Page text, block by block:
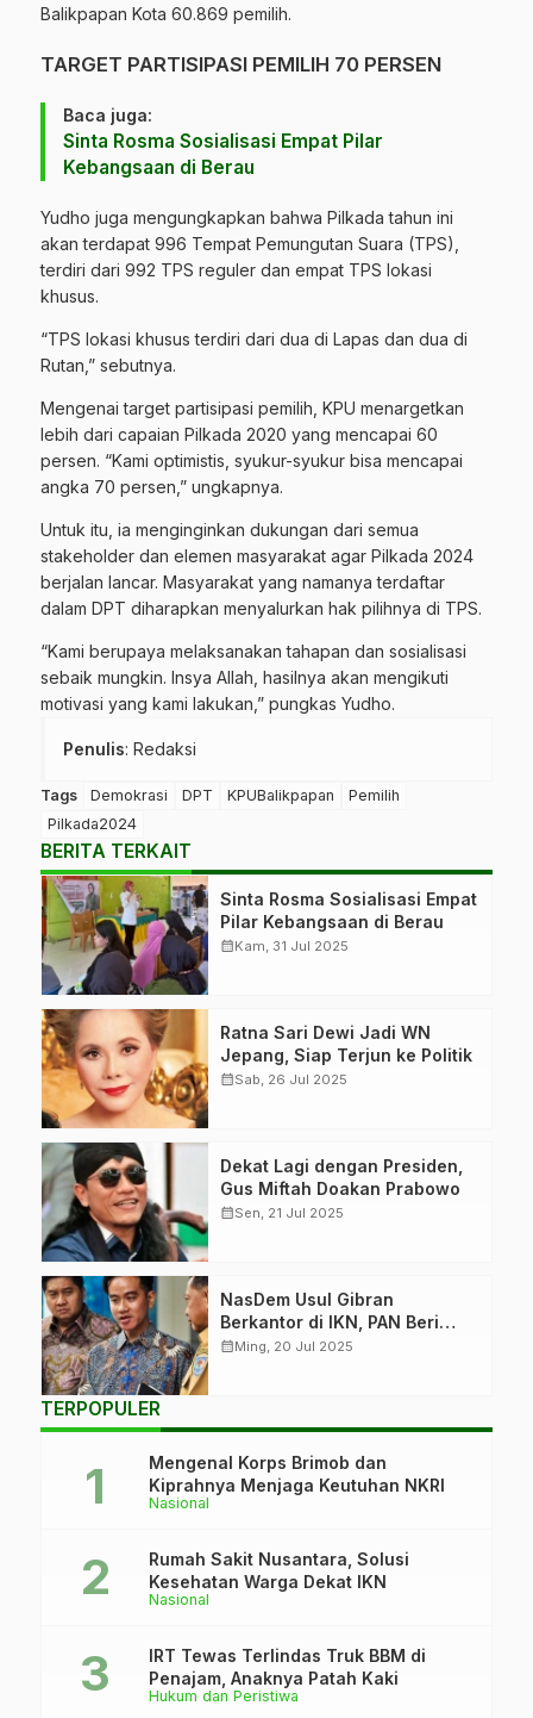
Balikpapan Kota 60.869 pemilih.
TARGET PARTISIPASI PEMILIH 70 PERSEN
Baca juga:
Sinta Rosma Sosialisasi Empat Pilar
Kebangsaan di Berau
Yudho juga mengungkapkan bahwa Pilkada tahun ini
akan terdapat 996 Tempat Pemungutan Suara (TPS),
terdiri dari 992 TPS reguler dan empat TPS lokasi
khusus.
“TPS lokasi khusus terdiri dari dua di Lapas dan dua di
Rutan,” sebutnya.
Mengenai target partisipasi pemilih, KPU menargetkan
lebih dari capaian Pilkada 2020 yang mencapai 60
persen. “Kami optimistis, syukur-syukur bisa mencapai
angka 70 persen,” ungkapnya.
Untuk itu, ia menginginkan dukungan dari semua
stakeholder dan elemen masyarakat agar Pilkada 2024
berjalan lancar. Masyarakat yang namanya terdaftar
dalam DPT diharapkan menyalurkan hak pilihnya di TPS.
“Kami berupaya melaksanakan tahapan dan sosialisasi
sebaik mungkin. Insya Allah, hasilnya akan mengikuti
motivasi yang kami lakukan,” pungkas Yudho.
Penulis: Redaksi
Tags Demokrasi DPT KPUBalikpapan
Pemilih
Pilkada2024
BERITA TERKAIT
Sinta Rosma Sosialisasi Empat
Pilar Kebangsaan di Berau
calendar_monthKam, 31 Jul 2025
Ratna Sari Dewi Jadi WN
Jepang, Siap Terjun ke Politik
calendar_monthSab, 26 Jul 2025
Dekat Lagi dengan Presiden,
Gus Miftah Doakan Prabowo
calendar_monthSen, 21 Jul 2025
NasDem Usul Gibran
Berkantor di IKN, PAN Beri
Respons
calendar_monthMing, 20 Jul 2025
TERPOPULER
Nasional
Mengenal Korps Brimob dan
Kiprahnya Menjaga Keutuhan NKRI
Nasional
Rumah Sakit Nusantara, Solusi
Kesehatan Warga Dekat IKN
Hukum dan Peristiwa
IRT Tewas Terlindas Truk BBM di
Penajam, Anaknya Patah Kaki